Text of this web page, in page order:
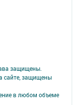
защищены.
сайте, защищены
в любом объеме